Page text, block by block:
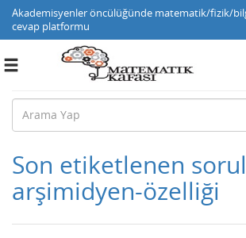
Akademisyenler öncülüğünde matematik/fizik/
cevap platformu
Toggle
Son etiketlenen
arşimidyen-özelliği